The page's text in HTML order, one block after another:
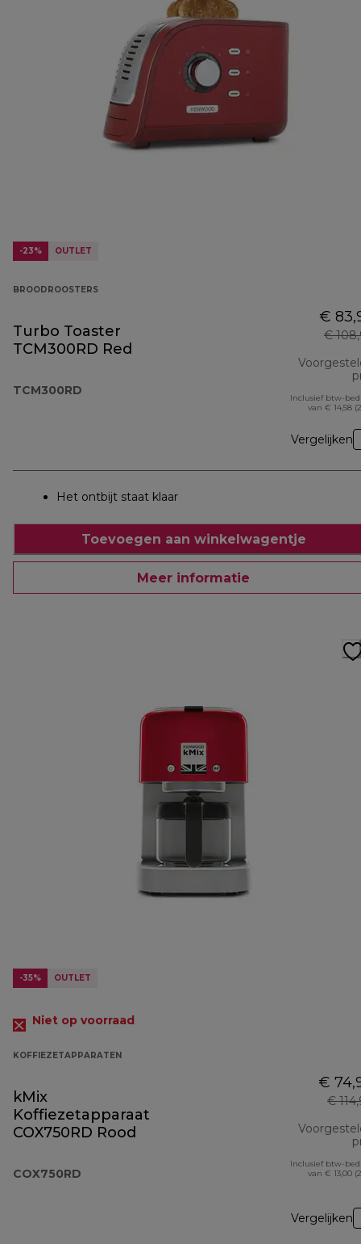
-23% OUTLET
BROODROOSTERS
Turbo Toaster
TCM300RD Red
TCM300RD
€
€
Inclusief btw-
van € 14,58
Vergelijken
Het ontbijt staat klaar
Toevoegen aan winkelwagentje
Meer informatie
-35% OUTLET
Niet op voorraad
KOFFIEZETAPPARATEN
kMix
Koffiezetapparaat
COX750RD Rood
COX750RD
€
€
Inclusief btw-
van € 13,00
Vergelijken